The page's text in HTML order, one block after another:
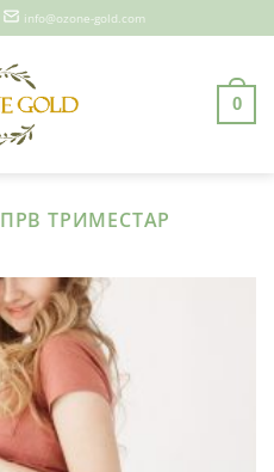
info@ozone-gold.com
0
ПРВ ТРИМЕСТАР